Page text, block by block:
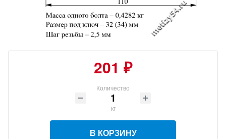
201 ₽
Количество
кг
В КОРЗИНУ